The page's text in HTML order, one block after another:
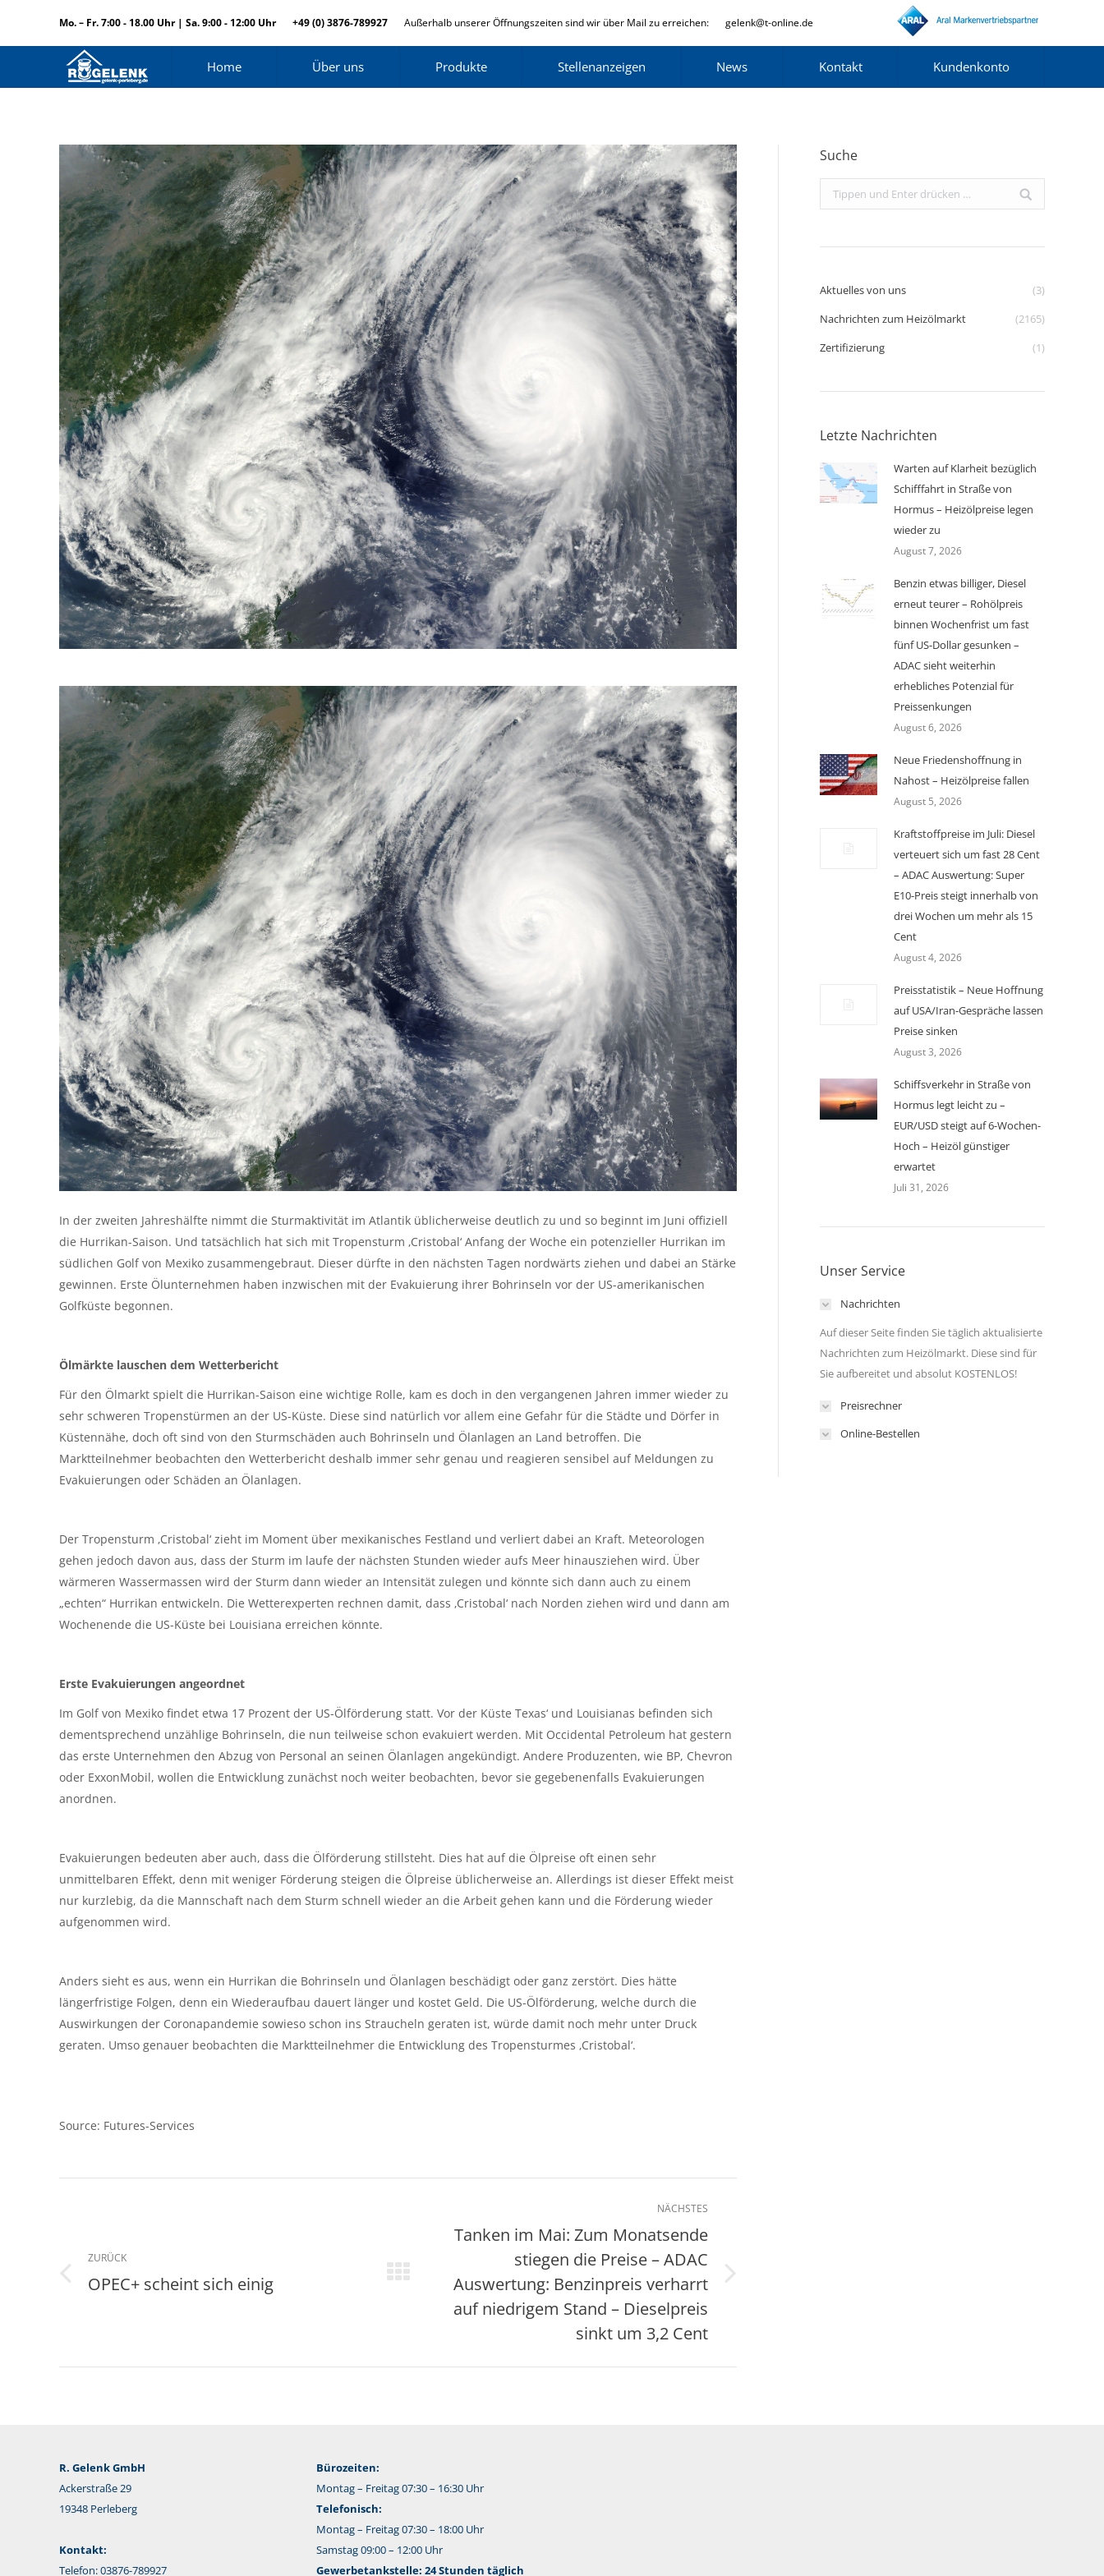
Mo. – Fr. 7:00 - 18.00 Uhr | Sa. 9:00 - 12:00 Uhr +49 (0) 3876-789927 Außerhalb unserer Öffnungszeiten sind wir über Mail zu erreichen: gelenk@t-online.de
Home Über uns Produkte Stellenanzeigen News Kontakt Kundenkonto
In der zweiten Jahreshälfte nimmt die Sturmaktivität im Atlantik üblicherweise deutlich zu und so beginnt im Juni offiziell
die Hurrikan-Saison. Und tatsächlich hat sich mit Tropensturm ‚Cristobal‘ Anfang der Woche ein potenzieller Hurrikan im
südlichen Golf von Mexiko zusammengebraut. Dieser dürfte in den nächsten Tagen nordwärts ziehen und dabei an Stärke
gewinnen. Erste Ölunternehmen haben inzwischen mit der Evakuierung ihrer Bohrinseln vor der US-amerikanischen
Golfküste begonnen.
Ölmärkte lauschen dem Wetterbericht
Für den Ölmarkt spielt die Hurrikan-Saison eine wichtige Rolle, kam es doch in den vergangenen Jahren immer wieder zu
sehr schweren Tropenstürmen an der US-Küste. Diese sind natürlich vor allem eine Gefahr für die Städte und Dörfer in
Küstennähe, doch oft sind von den Sturmschäden auch Bohrinseln und Ölanlagen an Land betroffen. Die
Marktteilnehmer beobachten den Wetterbericht deshalb immer sehr genau und reagieren sensibel auf Meldungen zu
Evakuierungen oder Schäden an Ölanlagen.
Der Tropensturm ‚Cristobal‘ zieht im Moment über mexikanisches Festland und verliert dabei an Kraft. Meteorologen
gehen jedoch davon aus, dass der Sturm im laufe der nächsten Stunden wieder aufs Meer hinausziehen wird. Über
wärmeren Wassermassen wird der Sturm dann wieder an Intensität zulegen und könnte sich dann auch zu einem
„echten“ Hurrikan entwickeln. Die Wetterexperten rechnen damit, dass ‚Cristobal‘ nach Norden ziehen wird und dann am
Wochenende die US-Küste bei Louisiana erreichen könnte.
Erste Evakuierungen angeordnet
Im Golf von Mexiko findet etwa 17 Prozent der US-Ölförderung statt. Vor der Küste Texas‘ und Louisianas befinden sich
dementsprechend unzählige Bohrinseln, die nun teilweise schon evakuiert werden. Mit Occidental Petroleum hat gestern
das erste Unternehmen den Abzug von Personal an seinen Ölanlagen angekündigt. Andere Produzenten, wie BP, Chevron
oder ExxonMobil, wollen die Entwicklung zunächst noch weiter beobachten, bevor sie gegebenenfalls Evakuierungen
anordnen.
Evakuierungen bedeuten aber auch, dass die Ölförderung stillsteht. Dies hat auf die Ölpreise oft einen sehr
unmittelbaren Effekt, denn mit weniger Förderung steigen die Ölpreise üblicherweise an. Allerdings ist dieser Effekt meist
nur kurzlebig, da die Mannschaft nach dem Sturm schnell wieder an die Arbeit gehen kann und die Förderung wieder
aufgenommen wird.
Anders sieht es aus, wenn ein Hurrikan die Bohrinseln und Ölanlagen beschädigt oder ganz zerstört. Dies hätte
längerfristige Folgen, denn ein Wiederaufbau dauert länger und kostet Geld. Die US-Ölförderung, welche durch die
Auswirkungen der Coronapandemie sowieso schon ins Straucheln geraten ist, würde damit noch mehr unter Druck
geraten. Umso genauer beobachten die Marktteilnehmer die Entwicklung des Tropensturmes ‚Cristobal‘.
Source: Futures-Services
ZURÜCK
Vorheriger
OPEC+ scheint sich einig
NÄCHSTES
Nächster
Beitrag:
Tanken im Mai: Zum Monatsende
stiegen die Preise – ADAC
Auswertung: Benzinpreis verharrt
auf niedrigem Stand – Dieselpreis
sinkt um 3,2 Cent
Suche
Search:
Aktuelles von uns
(3)
Nachrichten zum Heizölmarkt
(2165)
Zertifizierung
(1)
Letzte Nachrichten
Warten auf Klarheit bezüglich
Schifffahrt in Straße von
Hormus – Heizölpreise legen
wieder zu
August 7, 2026
Benzin etwas billiger, Diesel
erneut teurer – Rohölpreis
binnen Wochenfrist um fast
fünf US-Dollar gesunken –
ADAC sieht weiterhin
erhebliches Potenzial für
Preissenkungen
August 6, 2026
Neue Friedenshoffnung in
Nahost – Heizölpreise fallen
August 5, 2026
Kraftstoffpreise im Juli: Diesel
verteuert sich um fast 28 Cent
– ADAC Auswertung: Super
E10-Preis steigt innerhalb von
drei Wochen um mehr als 15
Cent
August 4, 2026
Preisstatistik – Neue Hoffnung
auf USA/Iran-Gespräche lassen
Preise sinken
August 3, 2026
Schiffsverkehr in Straße von
Hormus legt leicht zu –
EUR/USD steigt auf 6-Wochen-
Hoch – Heizöl günstiger
erwartet
Juli 31, 2026
Unser Service
Nachrichten
Auf dieser Seite finden Sie täglich aktualisierte
Nachrichten zum Heizölmarkt. Diese sind für
Sie aufbereitet und absolut KOSTENLOS!
Preisrechner
Online-Bestellen
R. Gelenk GmbH
Ackerstraße 29
19348 Perleberg
Kontakt:
Telefon: 03876-789927
Bürozeiten:
Montag – Freitag 07:30 – 16:30 Uhr
Telefonisch:
Montag – Freitag 07:30 – 18:00 Uhr
Samstag 09:00 – 12:00 Uhr
Gewerbetankstelle: 24 Stunden täglich